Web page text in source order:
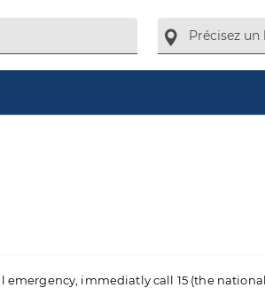
emergency, immediatly call 15 (the